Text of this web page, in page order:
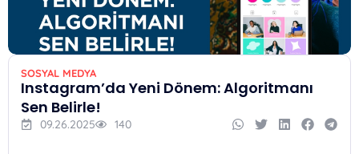
SOSYAL MEDYA
Instagram’da Yeni Dönem: Algoritmanı
Sen Belirle!
09.26.2025 140